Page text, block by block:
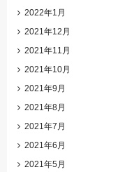
2022年1月
2021年12月
2021年11月
2021年10月
2021年9月
2021年8月
2021年7月
2021年6月
2021年5月